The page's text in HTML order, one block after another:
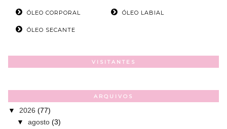
ÓLEO CORPORAL ÓLEO LABIAL
ÓLEO SECANTE
VISITANTES
ARQUIVOS
▼ 2026 (77)
▼ agosto (3)